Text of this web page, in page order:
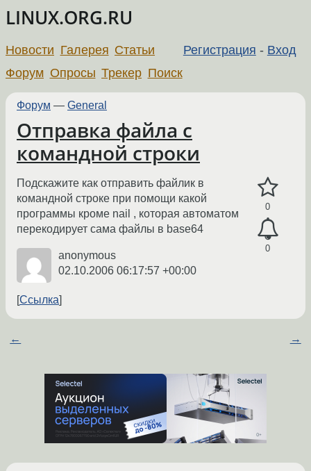
LINUX.ORG.RU
Регистрация - Вход
Новости Галерея Статьи
Форум Опросы Трекер Поиск
Форум — General
Отправка файла с
командной строки
0
0
Подскажите как отправить файлик в
командной строке при помощи какой
программы кроме nail , которая автоматом
перекодирует сама файлы в base64
anonymous
02.10.2006 06:17:57 +00:00
Ссылка
← →